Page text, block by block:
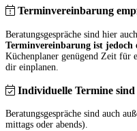
Terminvereinbarung
Beratungsgespräche sind hier
Terminvereinbarung ist jedoch
Küchenplaner genügend Zeit für
dir einplanen.
Individuelle Termine
Beratungsgespräche sind auch
mittags oder abends).